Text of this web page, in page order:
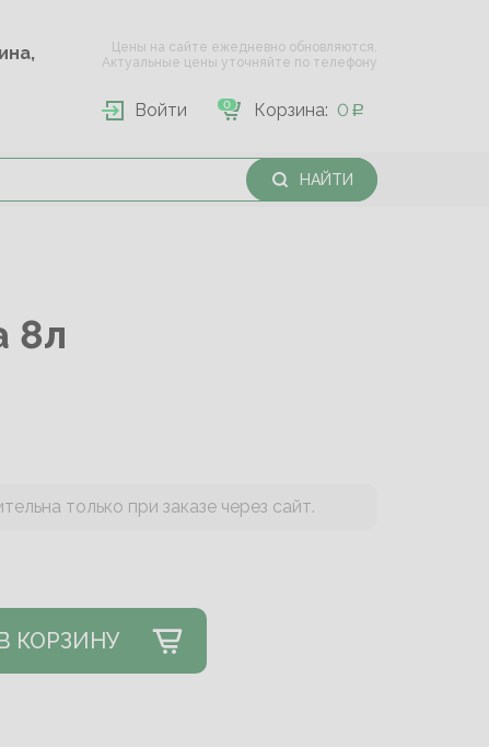
Цены на сайте ежедневно обновляются.
Актуальные цены уточняйте по телефону
Войти Корзина: 0
0
НАЙТИ
8л
только при заказе через сайт.
КОРЗИНУ